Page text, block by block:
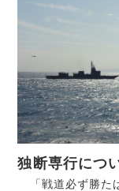
独断専行につ
「戦道必ず勝た